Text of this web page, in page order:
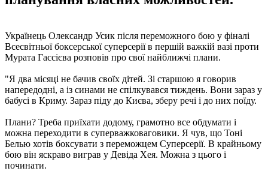
Українець Олександр Усик після переможного бою у фіналі
Всесвітньої боксерської суперсерії в першій важкій вазі проти
Мурата Гассієва розповів про свої найближчі плани.
"Я два місяці не бачив своїх дітей. Зі старшою я говорив
напередодні, а із синами не спілкувався тиждень. Вони зараз у
бабусі в Криму. Зараз піду до Києва, зберу речі і до них поїду.
Плани? Треба приїхати додому, грамотно все обдумати і
можна переходити в суперважковаговики. Я чув, що Тоні
Белью хотів боксувати з переможцем Суперсерії. В крайньому
бою він яскраво виграв у Девіда Хея. Можна з цього і
починати.